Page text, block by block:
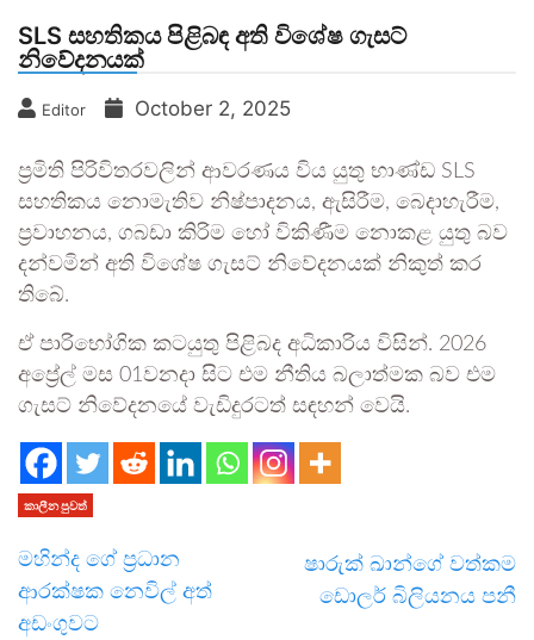
SLS සහතිකය පිළිබඳ අති විශේෂ ගැසට්
නිවේදනයක්
Editor October 2, 2025
ප්‍රමිති පිරිවිතරවලින් ආවරණය විය යුතු භාණ්ඩ SLS
සහතිකය නොමැතිව නිෂ්පාදනය, ඇසිරීම, බෙදාහැරීම,
ප්‍රවාහනය, ගබඩා කිරිම හෝ විකිණීම නොකළ යුතු බව
දන්වමින් අති විශේෂ ගැසට් නිවේදනයක් නිකුත් කර
තිබේ.
ඒ පාරිභෝගික කටයුතු පිළිබද අධිකාරිය විසින්. 2026
අප්‍රේල් මස 01වනදා සිට එම නීතිය බලාත්මක බව එම
ගැසට් නිවේදනයේ වැඩිදුරටත් සඳහන් වෙයි.
කාලීන පුවත්
මහින්ද ගේ ප්‍රධාන
ආරක්ෂක නෙවිල් අත්
අඩංගුවට
ෂාරුක් ඛාන්ගේ වත්කම
ඩොලර් බිලියනය පනී